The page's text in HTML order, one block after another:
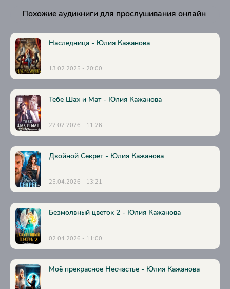
25
26
27
28
30
31
32
33
34
35
36
37
38
Похожие аудикниги для прослушивания онлайн
Наследница - Юлия Кажанова
13.02.2025 - 20:00
Тебе Шах и Мат - Юлия Кажанова
22.02.2026 - 11:26
Двойной Секрет - Юлия Кажанова
25.04.2026 - 13:21
Безмолвный цветок 2 - Юлия Кажанова
02.04.2026 - 11:00
Моё прекрасное Несчастье - Юлия Кажанова